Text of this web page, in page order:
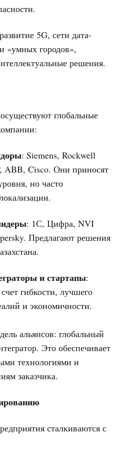
5G, сети дата-
«умных городов»,
решения.
глобальные
: Siemens, Rockwell
ABB, Cisco. Они приносят
но часто
: 1С, Цифра, NVI
Предлагают решения
и стартапы:
гибкости, лучшего
и экономичности.
альянсов: глобальный
Это обеспечивает
технологиями и
заказчика.
сталкиваются с